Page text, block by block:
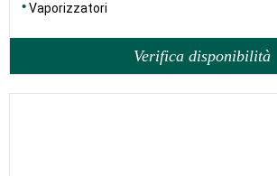
Vaporizzatori
Verifica disponibilità